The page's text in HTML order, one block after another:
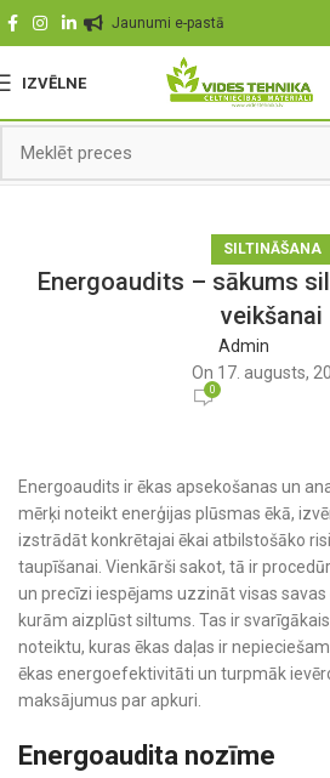
Jaunumi e-pastā
IZVĒLNE
SILTINĀŠANA
Energoaudits – sākums
veikšanai
Admin
On 17. augusts,
0
Energoaudits ir ēkas apsekošanas un
mērķi noteikt enerģijas plūsmas ēkā,
izstrādāt konkrētajai ēkai atbilstošāko
taupīšanai. Vienkārši sakot, tā ir
un precīzi iespējams uzzināt visas savas
kurām aizplūst siltums. Tas ir
noteiktu, kuras ēkas daļas ir
ēkas energoefektivitāti un turpmāk
maksājumus par apkuri.
Energoaudita nozīme